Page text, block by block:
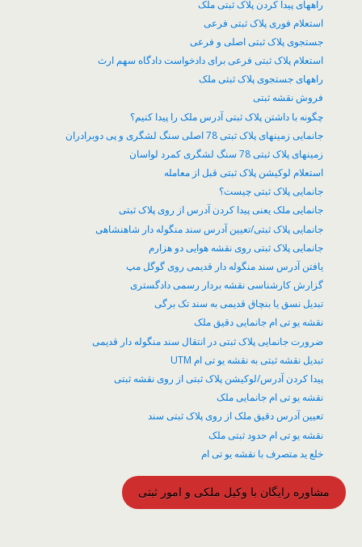
راههای پیدا کردن پلاک ثبتی ملک
استعلام فوری پلاک ثبتی فرعی
جستجوی پلاک ثبتی اصلی و فرعی
استعلام پلاک ثبتی فرعی برای دادخواست دادگاه سهم ارث
راههای جستجوی پلاک ثبتی ملک
فروش نقشه ثبتی
چگونه با داشتن پلاک ثبتی آدرس ملک را پیدا کنیم؟
جانمایی زمینهای پلاک ثبتی 78 اصلی سنگ لشگری و پی دوبرادران
زمینهای پلاک ثبتی 78 سنگ لشگری کمرد لواسان
​استعلام لوکیشن پلاک ثبتی قبل از معامله
جانمایی پلاک ثبتی چیست؟
جانمایی ملک یعنی پیدا کردن آدرس از روی پلاک ثبتی
جانمایی پلاک ثبتی/تعیین آدرس سند منگوله دار شاهنشاهی
جانمایی پلاک ثبتی روی نقشه هوایی دو هزارم
یافتن آدرس سند منگوله دار قدیمی روی گوگل مپ
گزارش کارشناسی نقشه بردار رسمی دادگستری
تبدیل نسق یا بنچاق قدیمی به سند تک برگی
نقشه یو تی ام جانمایی دقیق ملک
ضرورت جانمایی پلاک ثبتی در انتقال سند منگوله دار قدیمی
تبدیل نقشه ثبتی به نقشه یو تی ام UTM
پیدا کردن آدرس/لوکیشن پلاک ثبتی از روی نقشه ثبتی
نقشه یو تی ام جانمایی ملک
تعیین آدرس دقیق ملک از روی پلاک ثبتی سند
نقشه یو تی ام حدود ثبتی ملک
خلع ید متصرف با نقشه یو تی ام
مشاوره رایگان با وکیل ملکی و امور ثبتی